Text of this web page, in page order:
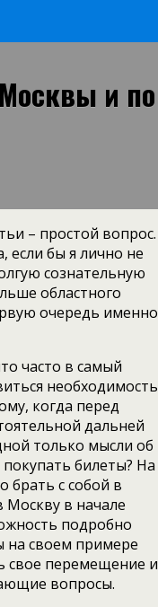
и по
– простой вопрос.
если бы я лично не
сознательную
областного
очередь именно
часто в самый
необходимость
когда перед
дальней
только мысли об
билеты? На
брать с собой в
Москву в начале
подробно
на своем примере
свое перемещение и
вопросы.